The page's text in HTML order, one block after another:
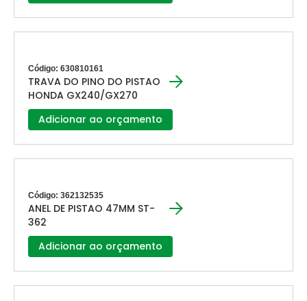
Código: 630810161
TRAVA DO PINO DO PISTAO
HONDA GX240/GX270
Adicionar ao orçamento
Código: 362132535
ANEL DE PISTAO 47MM ST-
362
Adicionar ao orçamento